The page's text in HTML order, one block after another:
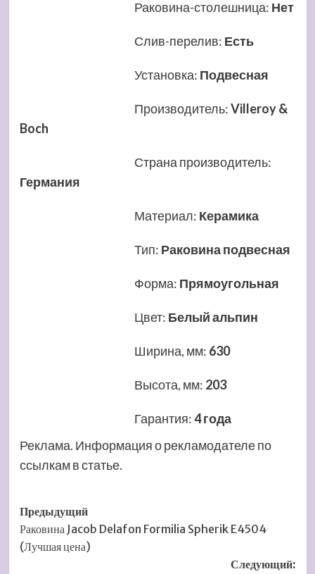
Раковина-столешница: Нет
Слив-перелив: Есть
Установка: Подвесная
Производитель:Villeroy &
Boch
Страна производитель:
Германия
Материал: Керамика
Тип: Раковина подвесная
Форма: Прямоугольная
Цвет: Белый альпин
Ширина, мм: 630
Высота, мм: 203
Гарантия:4 года
Реклама. Информация о рекламодателе по
ссылкам в статье.
Навигация
записи
Предыдущий
Раковина Jacob Delafon Formilia Spherik E4504
(Лучшая цена)
Следующий: